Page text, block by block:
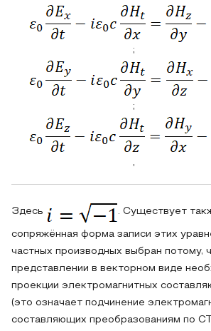
;
;
,
Здесь . Существует
сопряжённая форма записи этих
частных производных выбран потому,
представлении в векторном виде
проекции электромагнитных
(это означает подчинение
составляющих преобразованиям по